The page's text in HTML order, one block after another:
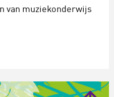
van muziekonderwijs